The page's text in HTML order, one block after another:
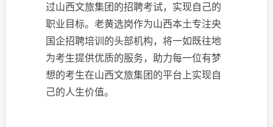
过山西文旅集团的招聘考试，实现自己的
职业目标。老黄选岗作为山西本土专注央
国企招聘培训的头部机构，将一如既往地
为考生提供优质的服务，助力每一位有梦
想的考生在山西文旅集团的平台上实现自
己的人生价值。